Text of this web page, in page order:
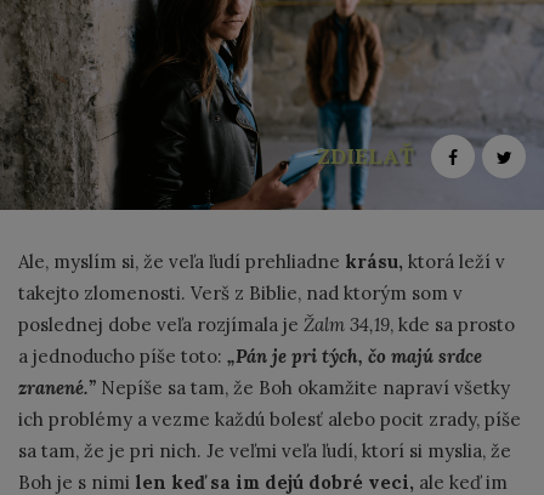
ZDIELAŤ
​Ale, myslím si, že veľa ľudí prehliadne krásu, ktorá leží v
takejto zlomenosti. Verš z Biblie, nad ktorým som v
poslednej dobe veľa rozjímala je Žalm 34,19, kde sa prosto
a jednoducho píše toto: „Pán je pri tých, čo majú srdce
zranené.” Nepíše sa tam, že Boh okamžite napraví všetky
ich problémy a vezme každú bolesť alebo pocit zrady, píše
sa tam, že je pri nich. Je veľmi veľa ľudí, ktorí si myslia, že
Boh je s nimi len keď sa im dejú dobré veci, ale keď im